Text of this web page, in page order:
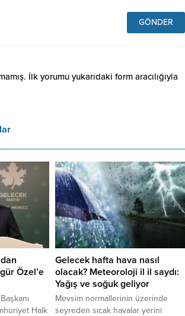
İlk yorumu yukarıdaki form aracılığıyla
Özel’e
Halk
Gelecek hafta hava nasıl
olacak? Meteoroloji il il saydı:
Yağış ve soğuk geliyor
Mevsim normallerinin üzerinde
seyreden sıcak havalar yerini